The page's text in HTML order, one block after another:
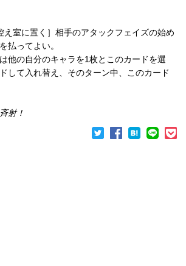
え室に置く］相手のアタックフェイズの始め
を払ってよい。
他の自分のキャラを1枚とこのカードを選
して入れ替え、そのターン中、このカード
射！